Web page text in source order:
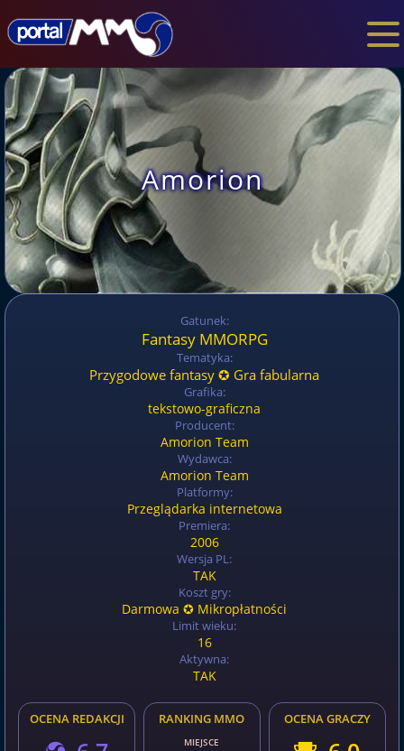
Amorion
Gatunek:
Fantasy MMORPG
Tematyka:
Przygodowe fantasy ✪ Gra fabularna
Grafika:
tekstowo-graficzna
Producent:
Amorion Team
Wydawca:
Amorion Team
Platformy:
Przeglądarka internetowa
Premiera:
2006
Wersja PL:
TAK
Koszt gry:
Darmowa ✪ Mikropłatności
Limit wieku:
16
Aktywna:
TAK
RANKING MMO
MIEJSCE
OCENA GRACZY
OCENA REDAKCJI